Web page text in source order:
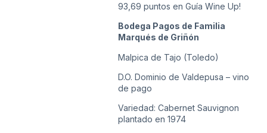
93,69 puntos en Guía Wine Up!
Bodega Pagos de Familia
Marqués de Griñón
Malpica de Tajo (Toledo)
D.O. Dominio de Valdepusa – vino
de pago
Variedad: Cabernet Sauvignon
plantado en 1974